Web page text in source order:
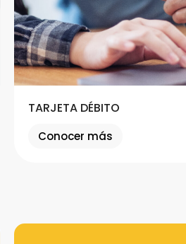
TARJETA DÉBITO
Conocer más